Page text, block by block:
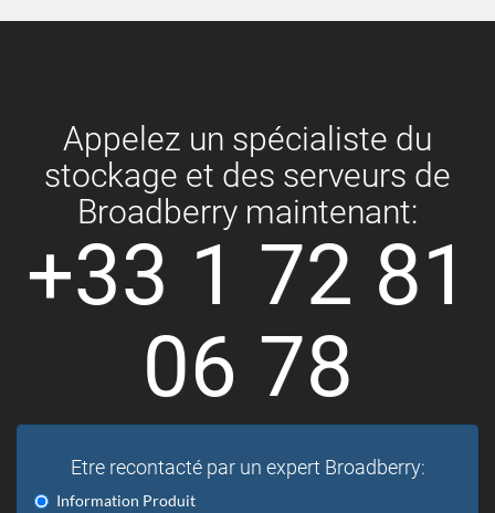
Appelez un spécialiste du
stockage et des serveurs de
Broadberry maintenant:
+33 1 72 81
06 78
Etre recontacté par un expert Broadberry:
Information Produit